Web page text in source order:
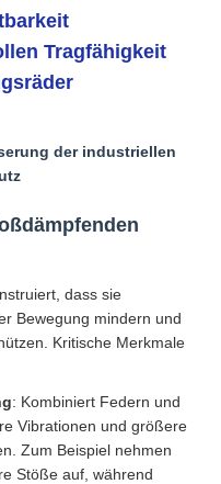
Tragfähigkeit
der industriellen
dass sie
Bewegung mindern und
Kritische Merkmale
: Kombiniert Federn und
Vibrationen und größere
Zum Beispiel nehmen
Stöße auf, während